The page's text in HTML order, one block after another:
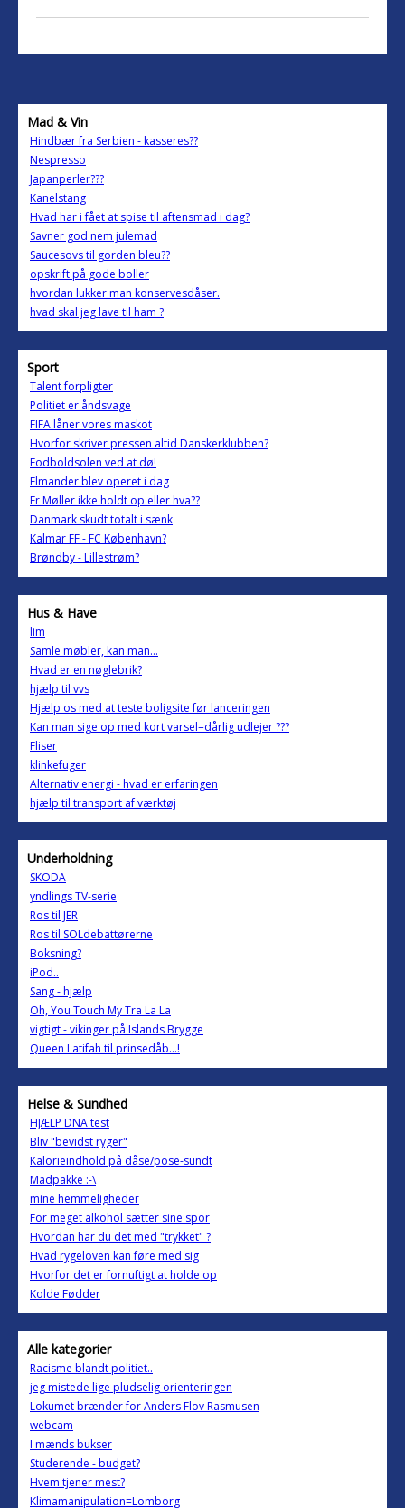
Mad & Vin
Hindbær fra Serbien - kasseres??
Nespresso
Japanperler???
Kanelstang
Hvad har i fået at spise til aftensmad i dag?
Savner god nem julemad
Saucesovs til gorden bleu??
opskrift på gode boller
hvordan lukker man konservesdåser.
hvad skal jeg lave til ham ?
Sport
Talent forpligter
Politiet er åndsvage
FIFA låner vores maskot
Hvorfor skriver pressen altid Danskerklubben?
Fodboldsolen ved at dø!
Elmander blev operet i dag
Er Møller ikke holdt op eller hva??
Danmark skudt totalt i sænk
Kalmar FF - FC København?
Brøndby - Lillestrøm?
Hus & Have
lim
Samle møbler, kan man...
Hvad er en nøglebrik?
hjælp til vvs
Hjælp os med at teste boligsite før lanceringen
Kan man sige op med kort varsel=dårlig udlejer ???
Fliser
klinkefuger
Alternativ energi - hvad er erfaringen
hjælp til transport af værktøj
Underholdning
SKODA
yndlings TV-serie
Ros til JER
Ros til SOLdebattørerne
Boksning?
iPod..
Sang - hjælp
Oh, You Touch My Tra La La
vigtigt - vikinger på Islands Brygge
Queen Latifah til prinsedåb...!
Helse & Sundhed
HJÆLP DNA test
Bliv "bevidst ryger"
Kalorieindhold på dåse/pose-sundt
Madpakke :-\
mine hemmeligheder
For meget alkohol sætter sine spor
Hvordan har du det med "trykket" ?
Hvad rygeloven kan føre med sig
Hvorfor det er fornuftigt at holde op
Kolde Fødder
Alle kategorier
Racisme blandt politiet..
jeg mistede lige pludselig orienteringen
Lokumet brænder for Anders Flov Rasmusen
webcam
I mænds bukser
Studerende - budget?
Hvem tjener mest?
Klimamanipulation=Lomborg